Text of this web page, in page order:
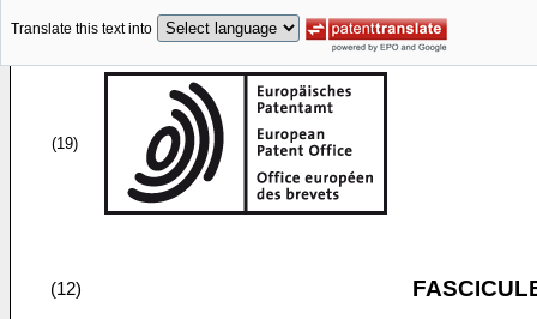
Translate this text into
(19)
(12)